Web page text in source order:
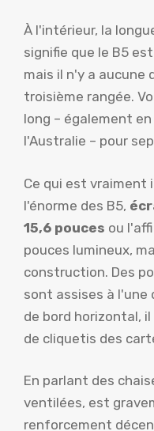
À l'intérieur, la
signifie que le B5
mais il n'y a aucune
troisième rangée.
long – également
l'Australie – pour
Ce qui est vraiment
l'énorme des B5,
15,6 pouces ou
pouces lumineux,
construction. Des
sont assises à
de bord horizontal,
de cliquetis des
En parlant des
ventilées, est
renforcement